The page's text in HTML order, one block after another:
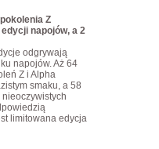
Z
napojów, a 2
odgrywają
napojów. Aż 64
Z i Alpha
smaku, a 58
limitowana edycja